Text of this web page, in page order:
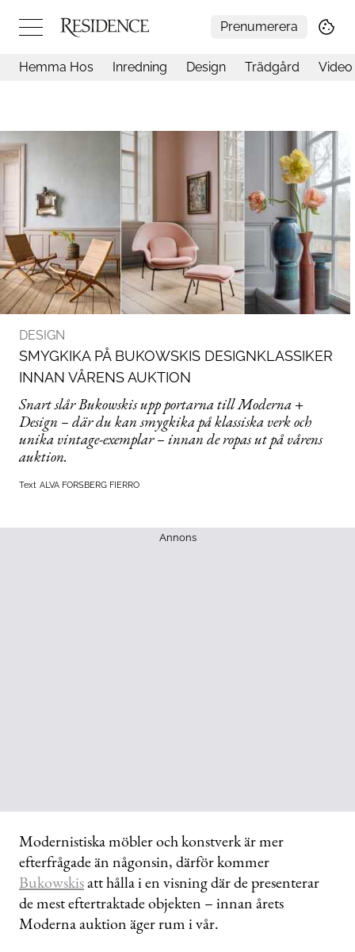
Prenumerera
Design
Trädgård
Inredning
Livsstil
Resor
Mat & Dryck
Influencers
Mer
Hemma Hos Inredning Design Trädgård Video
DESIGN
SMYGKIKA PÅ BUKOWSKIS DESIGNKLASSIKER
INNAN VÅRENS AUKTION
Snart slår Bukowskis upp portarna till Moderna +
Design – där du kan smygkika på klassiska verk och
unika vintage-exemplar – innan de ropas ut på vårens
auktion.
Text ALVA FORSBERG FIERRO
Annons
Modernistiska möbler och konstverk är mer
efterfrågade än någonsin, därför kommer
Bukowskisatt hålla i en visning där de presenterar
de mest eftertraktade objekten – innan årets
Moderna auktion äger rum i vår.